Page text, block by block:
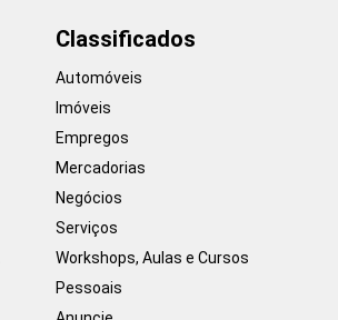
Classificados
Automóveis
Imóveis
Empregos
Mercadorias
Negócios
Serviços
Workshops, Aulas e Cursos
Pessoais